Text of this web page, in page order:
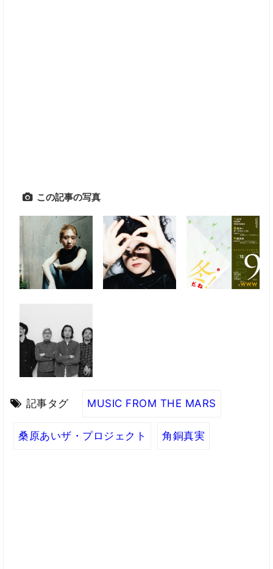
この記事の写真
記事タグ MUSIC FROM THE MARS
桑原あいザ・プロジェクト 角銅真実